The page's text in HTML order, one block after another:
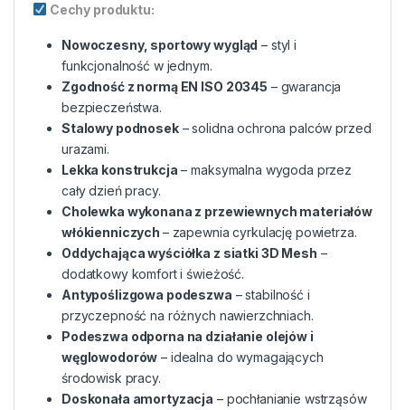
Cechy produktu:
Nowoczesny, sportowy wygląd – styl i
funkcjonalność w jednym.
Zgodność z normą EN ISO 20345 – gwarancja
bezpieczeństwa.
Stalowy podnosek– solidna ochrona palców przed
urazami.
Lekka konstrukcja – maksymalna wygoda przez
cały dzień pracy.
Cholewka wykonana z przewiewnych materiałów
włókienniczych – zapewnia cyrkulację powietrza.
Oddychająca wyściółka z siatki 3D Mesh –
dodatkowy komfort i świeżość.
Antypoślizgowa podeszwa – stabilność i
przyczepność na różnych nawierzchniach.
Podeszwa odporna na działanie olejów i
węglowodorów – idealna do wymagających
środowisk pracy.
Doskonała amortyzacja – pochłanianie wstrząsów